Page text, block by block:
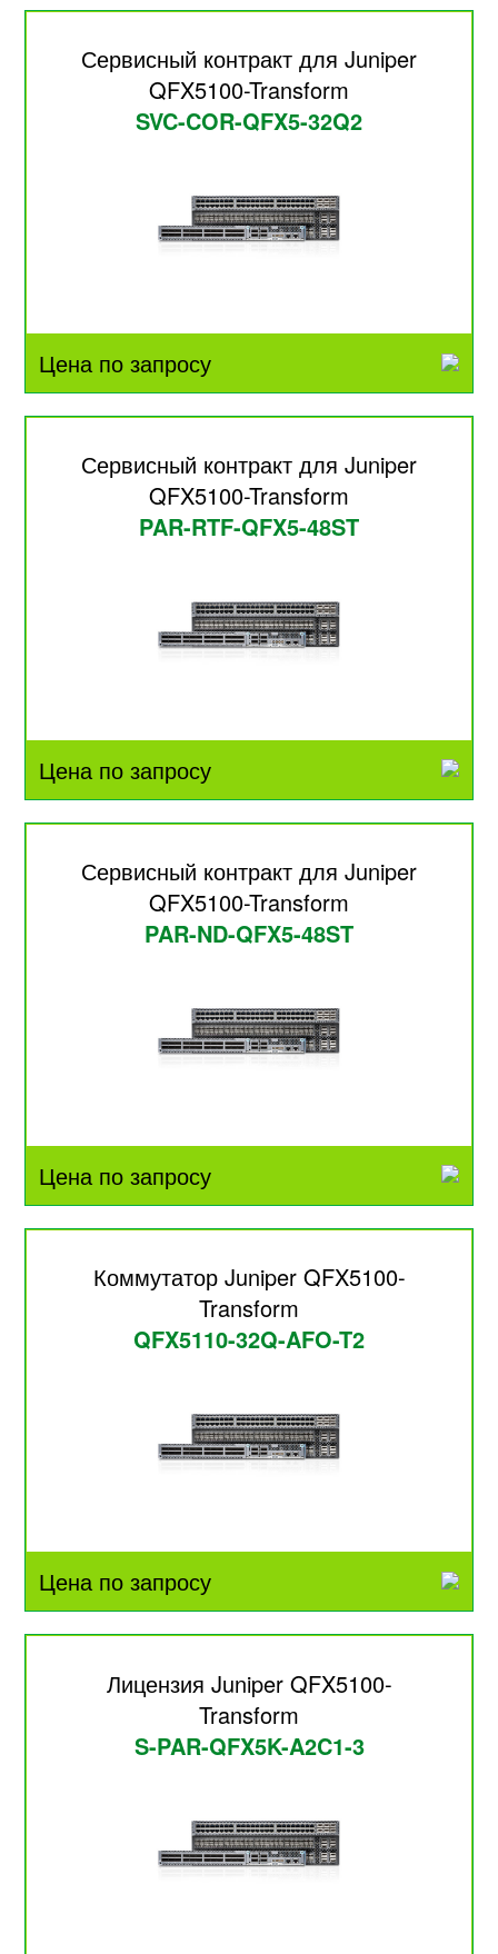
Сервисный контракт для Juniper
QFX5100-Transform
SVC-COR-QFX5-32Q2
Цена по запросу
Сервисный контракт для Juniper
QFX5100-Transform
PAR-RTF-QFX5-48ST
Цена по запросу
Сервисный контракт для Juniper
QFX5100-Transform
PAR-ND-QFX5-48ST
Цена по запросу
Коммутатор Juniper QFX5100-
Transform
QFX5110-32Q-AFO-T2
Цена по запросу
Лицензия Juniper QFX5100-
Transform
S-PAR-QFX5K-A2C1-3